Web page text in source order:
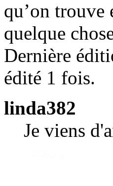
qu’on trouve
quelque
Dernière
édité 1 fois.
linda382
Je viens